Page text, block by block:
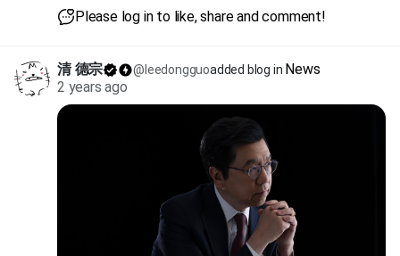
Please log in to like, share and comment!
清 德宗 @leedongguoadded blog in News
2 years ago